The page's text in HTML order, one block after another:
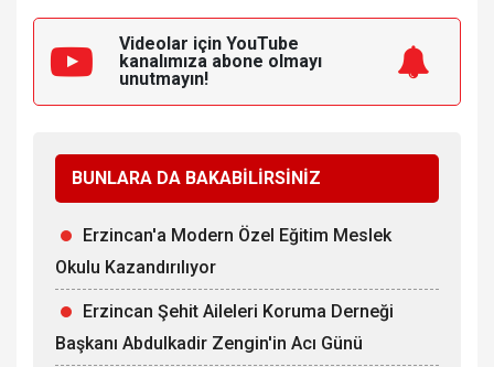
Videolar için YouTube
kanalımıza abone olmayı
unutmayın!
BUNLARA DA BAKABİLİRSİNİZ
Erzincan'a Modern Özel Eğitim Meslek
Okulu Kazandırılıyor
Erzincan Şehit Aileleri Koruma Derneği
Başkanı Abdulkadir Zengin'in Acı Günü